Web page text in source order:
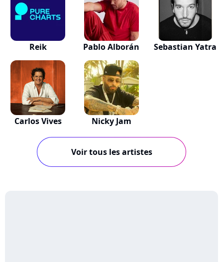
Reik Pablo Alborán Sebastian Yatra
Carlos Vives Nicky Jam
Voir tous les artistes